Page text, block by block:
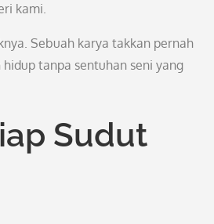
kami.
Sebuah karya takkan pernah
tanpa sentuhan seni yang
Sudut